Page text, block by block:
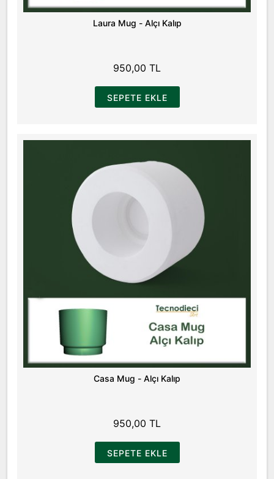
Laura Mug - Alçı Kalıp
950,00 TL
SEPETE EKLE
Casa Mug - Alçı Kalıp
950,00 TL
SEPETE EKLE